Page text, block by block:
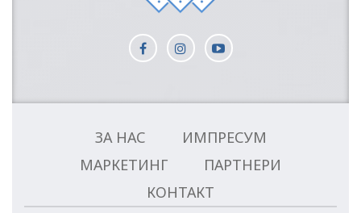
ЗА НАС
ИМПРЕСУМ
МАРКЕТИНГ
ПАРТНЕРИ
КОНТАКТ